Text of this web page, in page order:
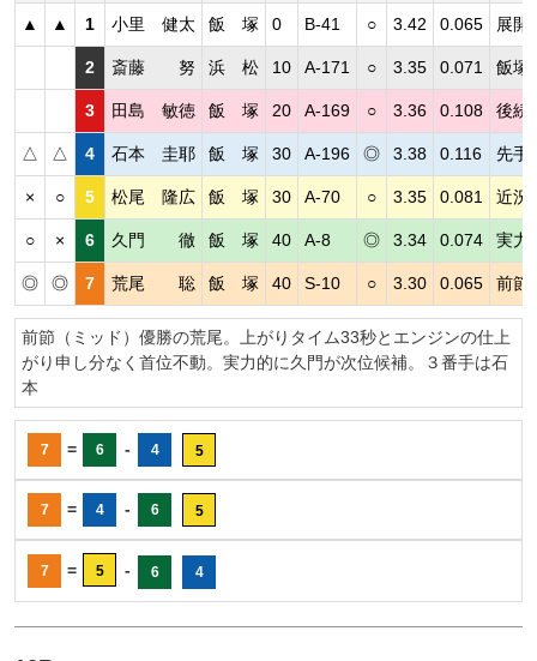
▲ ▲ 1 小里 健太 飯 塚 0 B-41 ○ 3.42 0.065 展開
2 斎藤 努 浜 松 10 A-171 ○ 3.35 0.071 飯塚
3 田島 敏徳 飯 塚 20 A-169 ○ 3.36 0.108 後続
△ △ 4 石本 圭耶 飯 塚 30 A-196 ◎ 3.38 0.116 先手
× ○ 5 松尾 隆広 飯 塚 30 A-70 ○ 3.35 0.081 近況
○ × 6 久門 徹 飯 塚 40 A-8 ◎ 3.34 0.074 実力
◎ ◎ 7 荒尾 聡 飯 塚 40 S-10 ○ 3.30 0.065 前節
前節（ミッド）優勝の荒尾。上がりタイム33秒とエンジンの仕上
がり申し分なく首位不動。実力的に久門が次位候補。３番手は石
本
7 = 6 - 4 5
7 = 4 - 6 5
7 = 5 - 6 4